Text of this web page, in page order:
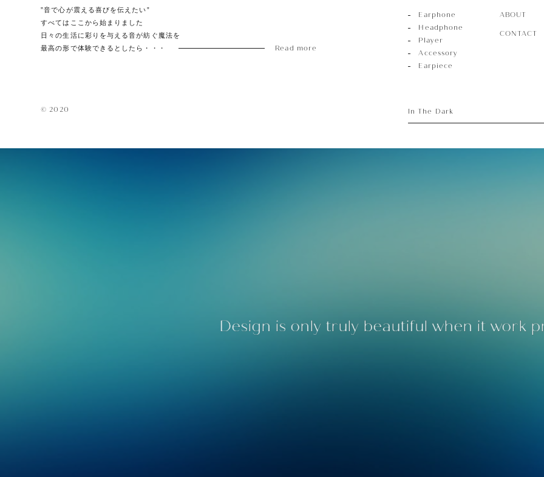
”音で心が震える喜びを伝えたい”
すべてはここから始まりました
日々の生活に彩りを与える音が紡ぐ魔法を
最高の形で体験できるとしたら・・・
Read more
Earphone
Headphone
Player
Accessory
Earpiece
ABOUT
CONTACT
© 2020 In The Dark
Design is only truly beautiful when it work